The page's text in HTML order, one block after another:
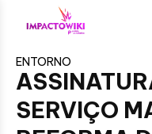
ENTORNO
SERVIÇO